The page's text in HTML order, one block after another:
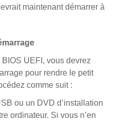
maintenant démarrer à
UEFI, vous devrez
pour rendre le petit
comme suit :
ou un DVD d’installation
ordinateur. Si vous n’en